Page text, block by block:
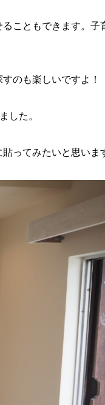
こともできます。子
のも楽しいですよ！
した。
ってみたいと思いま